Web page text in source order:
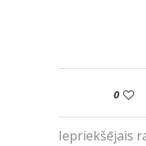
0
Iepriekšējais